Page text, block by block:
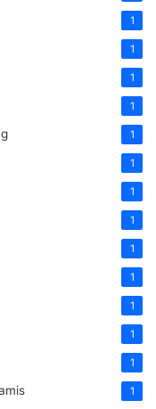
1
1
1
1
1
1
1
1
1
1
1
1
1
1